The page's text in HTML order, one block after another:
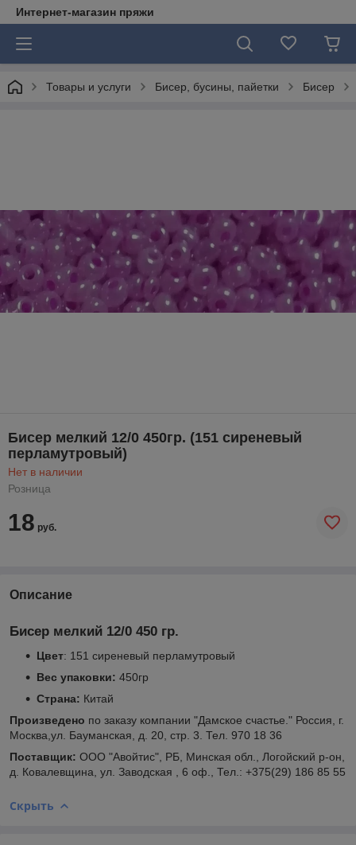
Интернет-магазин пряжи
Товары и услуги Бисер, бусины, пайетки Бисер
Бисер мелкий 12/0 450гр. (151 сиреневый
перламутровый)
Нет в наличии
Розница
18 руб.
Описание
Бисер мелкий 12/0 450 гр.
Цвет: 151 сиреневый перламутровый
Вес упаковки: 450гр
Страна: Китай
Произведено по заказу компании "Дамское счастье." Россия, г.
Москва,ул. Бауманская, д. 20, стр. 3. Тел. 970 18 36
Поставщик: ООО "Авойтис", РБ, Минская обл., Логойский р-он,
д. Ковалевщина, ул. Заводская , 6 оф., Тел.: +375(29) 186 85 55
Скрыть